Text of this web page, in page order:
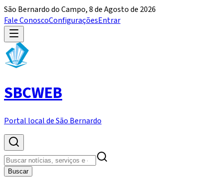
São Bernardo do Campo,8 de Agosto de 2026
Fale ConoscoConfiguraçõesEntrar
SBCWEB
Portal local de São Bernardo
Buscar